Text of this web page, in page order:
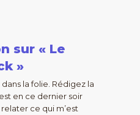
sur « Le
»
la folie. Rédigez la
en ce dernier soir
ce qui m’est